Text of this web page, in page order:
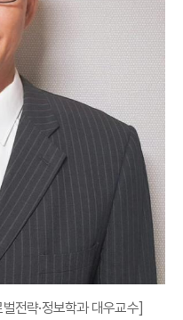
전략·정보학과 대우교수]